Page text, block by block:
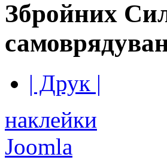
Збройних
| Друк |
наклейки
Joomla